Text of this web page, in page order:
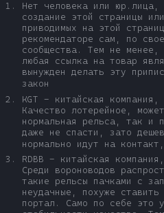
Нет человека или юр.лица,
создание этой страницы
приводимых на этой
рекомендаторе сам, по
сообщества. Тем не менее,
любая ссылка на товар
вынужден делать эту
закон
KGT - китайская компания,
Качество лотерейное,
нормальная рельса, так и
даже не спасти, зато
нормально идут на
RDBB - китайская
Среди вороноводов
такие рельсы пачками с
неудачные, похуже
портал. Само по себе это